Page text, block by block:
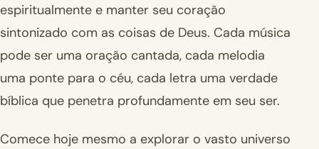
espiritualmente e manter seu coração
sintonizado com as coisas de Deus. Cada música
pode ser uma oração cantada, cada melodia
uma ponte para o céu, cada letra uma verdade
bíblica que penetra profundamente em seu ser.
Comece hoje mesmo a explorar o vasto universo